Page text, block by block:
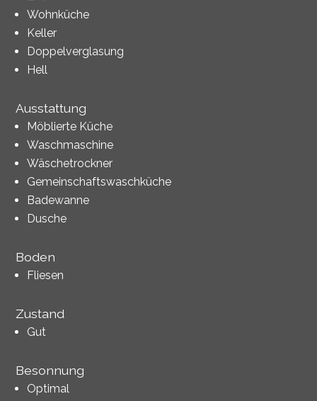
Wohnküche
Keller
Doppelverglasung
Hell
Ausstattung
Möblierte Küche
Waschmaschine
Wäschetrockner
Gemeinschaftswaschküche
Badewanne
Dusche
Boden
Fliesen
Zustand
Gut
Besonnung
Optimal